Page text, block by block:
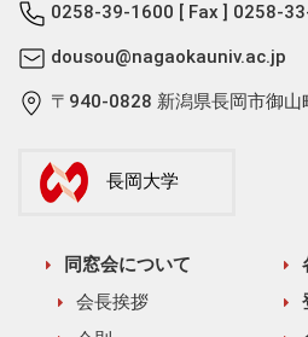
0258-39-1600 [ Fax ] 0258-
dousou@nagaokauniv.ac.jp
〒940-0828 新潟県長岡市御山
長岡大学
同窓会について
会長挨拶